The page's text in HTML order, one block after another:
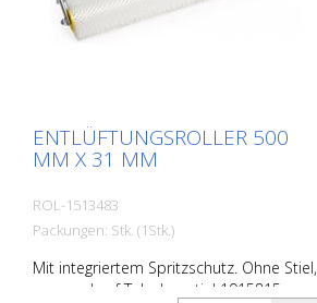
ENTLÜFTUNGSROLLER 500
MM X 31 MM
ROL-1513483
Packungen: Stk. (1Stk.)
Mit integriertem Spritzschutz. Ohne Stiel,
passend auf Teleskopstiel 1915815.